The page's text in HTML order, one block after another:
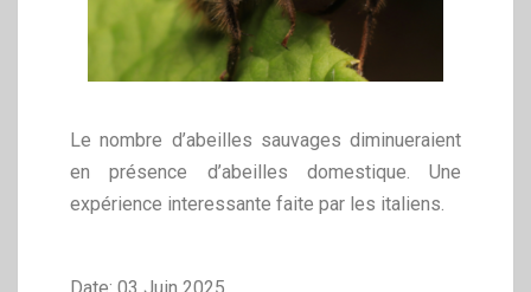
Le nombre d’abeilles sauvages diminueraient
en présence d’abeilles domestique. Une
expérience interessante faite par les italiens.